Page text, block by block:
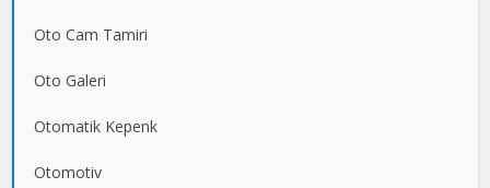
Oto Cam Tamiri
Oto Galeri
Otomatik Kepenk
Otomotiv